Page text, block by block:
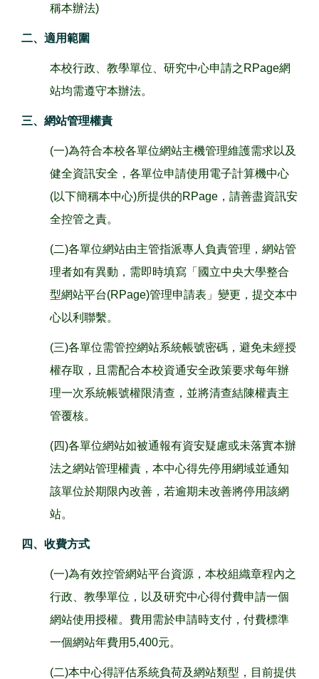
稱本辦法)
二、適用範圍
本校行政、教學單位、研究中心申請之RPage網
站均需遵守本辦法。
三、網站管理權責
(一)為符合本校各單位網站主機管理維護需求以及
健全資訊安全，各單位申請使用電子計算機中心
(以下簡稱本中心)所提供的RPage，請善盡資訊安
全控管之責。
(二)各單位網站由主管指派專人負責管理，網站管
理者如有異動，需即時填寫「國立中央大學整合
型網站平台(RPage)管理申請表」變更，提交本中
心以利聯繫。
(三)各單位需管控網站系統帳號密碼，避免未經授
權存取，且需配合本校資通安全政策要求每年辦
理一次系統帳號權限清查，並將清查結陳權責主
管覆核。
(四)各單位網站如被通報有資安疑慮或未落實本辦
法之網站管理權責，本中心得先停用網域並通知
該單位於期限內改善，若逾期未改善將停用該網
站。
四、收費方式
(一)為有效控管網站平台資源，本校組織章程內之
行政、教學單位，以及研究中心得付費申請一個
網站使用授權。費用需於申請時支付，付費標準
一個網站年費用5,400元。
(二)本中心得評估系統負荷及網站類型，目前提供